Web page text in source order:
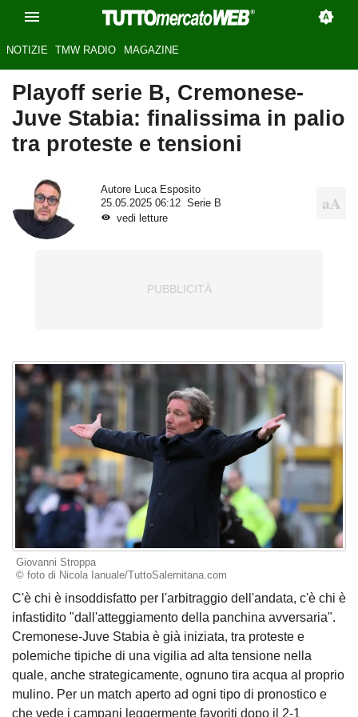
NOTIZIE TMW RADIO MAGAZINE
Playoff serie B, Cremonese-
Juve Stabia: finalissima in palio
tra proteste e tensioni
Autore Luca Esposito
25.05.2025 06:12
Serie B
vedi letture
Giovanni Stroppa
© foto di Nicola Ianuale/TuttoSalernitana.com
C'è chi è insoddisfatto per l'arbitraggio dell'andata, c'è chi è
infastidito "dall'atteggiamento della panchina avversaria".
Cremonese-Juve Stabia è già iniziata, tra proteste e
polemiche tipiche di una vigilia ad alta tensione nella
quale, anche strategicamente, ognuno tira acqua al proprio
mulino. Per un match aperto ad ogni tipo di pronostico e
che vede i campani leggermente favoriti dopo il 2-1